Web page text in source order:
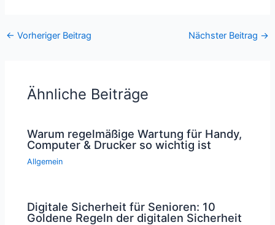
← Vorheriger Beitrag Nächster Beitrag →
Ähnliche Beiträge
Warum regelmäßige Wartung für Handy,
Computer & Drucker so wichtig ist
Allgemein
Digitale Sicherheit für Senioren: 10
Goldene Regeln der digitalen Sicherheit